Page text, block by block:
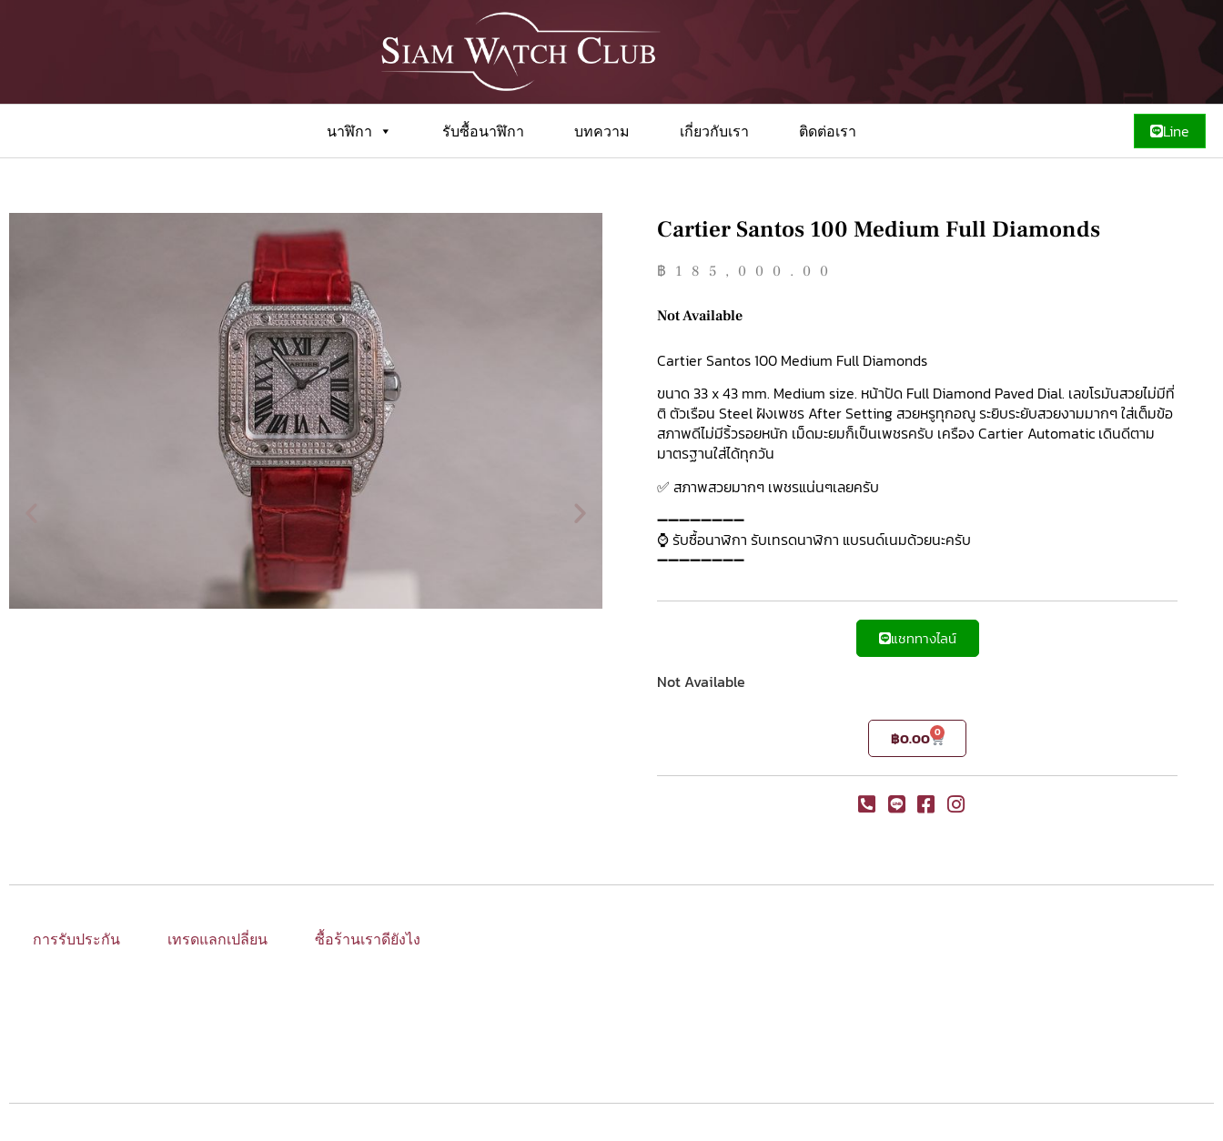
นาฬิกา รับซื้อนาฬิกา บทความ เกี่ยวกับเรา ติดต่อเรา Line
Cartier Santos 100 Medium Full Diamonds
฿ 185,000.00
Not Available
Cartier Santos 100 Medium Full Diamonds
ขนาด 33 x 43 mm. Medium size. หน้าปัด Full Diamond Paved Dial. เลขโรมันสวยไม่มีที่
ติ ตัวเรือน Steel ฝังเพชร After Setting สวยหรูทุกอณู ระยิบระยับสวยงามมากๆ ใส่เต็มข้อ
สภาพดีไม่มีริ้วรอยหนัก เม็ดมะยมก็เป็นเพชรครับ เครือง Cartier Automatic เดินดีตาม
มาตรฐานใส่ได้ทุกวัน
✅ สภาพสวยมากๆ เพชรแน่นๆเลยครับ
➖➖➖➖➖➖➖➖
⌚ รับซื้อนาฬิกา รับเทรดนาฬิกา แบรนด์เนมด้วยนะครับ
➖➖➖➖➖➖➖➖
แชททางไลน์
Not Available
฿0.00 0
การรับประกัน เทรดแลกเปลี่ยน ซื้อร้านเราดียังไง